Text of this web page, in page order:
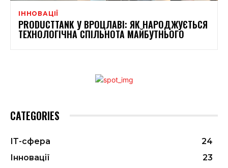
ІННОВАЦІЇ
PRODUCTTANK У ВРОЦЛАВІ: ЯК НАРОДЖУЄТЬСЯ
ТЕХНОЛОГІЧНА СПІЛЬНОТА МАЙБУТНЬОГО
CATEGORIES
ІТ-сфера
24
Інновації
23